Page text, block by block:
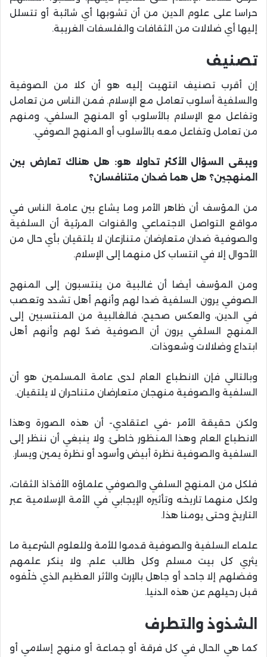
حراسا على علوم الدين من أن تشوبها أي شائبة أو تتسلل
إليها أي ضلالات من الثقافات والفلسفات الغريبة.
تصنيف
إن أقرب تصنيف انتهيت إليه هو أن كلا من الصوفية
والسلفية أسلوب تعامل مع الإسلام. فمن الناس من تعامل
وتفاعل مع الإسلام بالأسلوب أو المنهج السلفي، ومنهم
من تعامل وتفاعل معه بالأسلوب أو المنهج الصوفي.
ويبقى السؤال الأكثر تداولا هو: هل هناك تعارض بين
المنهجين؟ هل هما ضدان متنافسان؟
من المؤسف أن ظاهر الأمر وما يشاع بين عامة الناس في
مواقع التواصل الاجتماعي والقنوات المرئية أن السلفية
والصوفية ضدان متعارضان متنازعان لا يلتقيان بأي حال من
الأحوال إلا في انتساب كل منهما إلى الإسلام.
ومن المؤسف أيضا أن غالبية من ينتسبون إلى المنهج
الصوفي يرون السلفية ضدا لهم وأنهم أهل تشدد وتعصب
في الدين، والعكس صحيح، فالغالبية من المنتسبين إلى
المنهج السلفي يرون أن الصوفية ضدٌ لهم وأنهم أهل
ابتداع وضلالات وشعوذات.
وبالتالي فإن الانطباع العام لدى عامة المسلمين هو أن
السلفية والصوفية منهجان متعارضان متناحران لا يلتقيان.
ولكن حقيقة الأمر -في اعتقادي- أن هذه الصورة وهذا
الانطباع العام وهذا المنظور خاطئ. ولا ينبغي أن ننظر إلى
السلفية والصوفية نظرة أبيض وأسود أو نظرة يمين ويسار.
فلكل من المنهج السلفي والصوفي علماؤه الأفذاذ الثقات،
ولكل منهما تاريخه وتأثيره الإيجابي في الأمة الإسلامية عبر
التاريخ وحتى يومنا هذا.
علماء السلفية والصوفية قدموا للأمة وللعلوم الشرعية ما
يثري كل بيت مسلم وكل طالب علم. ولا ينكر علمهم
وفضلهم إلا جاحد أو جاهل بالإرث والأثر العظيم الذي خلّفوه
قبل رحيلهم عن هذه الدنيا.
الشذوذ والتطرف
كما هي الحال في كل فرقة أو جماعة أو منهج إسلامي أو